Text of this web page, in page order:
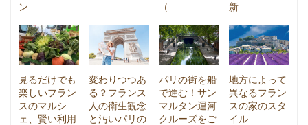
ン…
（…
新…
見るだけでも
楽しいフラン
スのマルシ
ェ、賢い利用
変わりつつあ
る？フランス
人の衛生観念
と汚いパリの
パリの街を船
で進む！サン
マルタン運河
クルーズをご
地方によって
異なるフラン
スの家のスタ
イル